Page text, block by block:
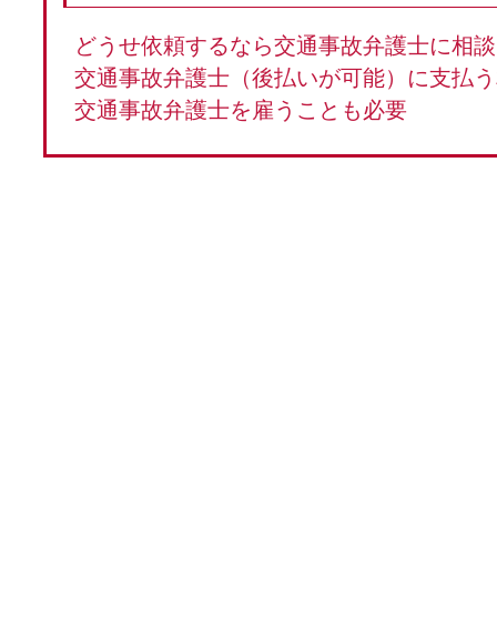
どうせ依頼するなら交通事故弁護士に相談
交通事故弁護士（後払いが可能）に支払
交通事故弁護士を雇うことも必要